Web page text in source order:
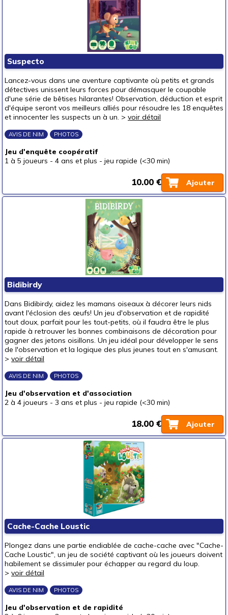
Suspecto
Lancez-vous dans une aventure captivante où petits et grands
détectives unissent leurs forces pour démasquer le coupable
d'une série de bêtises hilarantes! Observation, déduction et esprit
d'équipe seront vos meilleurs alliés pour résoudre les 18 enquêtes
et innocenter les suspects un à un. > voir détail
AVIS DE NIM PHOTOS
Jeu d'enquête coopératif
1 à 5 joueurs - 4 ans et plus - jeu rapide (<30 min)
Ajouter
10.00 €
Bidibirdy
Dans Bidibirdy, aidez les mamans oiseaux à décorer leurs nids
avant l'éclosion des œufs! Un jeu d'observation et de rapidité
tout doux, parfait pour les tout-petits, où il faudra être le plus
rapide à retrouver les bonnes combinaisons de décoration pour
gagner des jetons oisillons. Un jeu idéal pour développer le sens
de l'observation et la logique des plus jeunes tout en s'amusant.
> voir détail
AVIS DE NIM PHOTOS
Jeu d'observation et d'association
2 à 4 joueurs - 3 ans et plus - jeu rapide (<30 min)
Ajouter
18.00 €
Cache-Cache Loustic
Plongez dans une partie endiablée de cache-cache avec "Cache-
Cache Loustic", un jeu de société captivant où les joueurs doivent
habilement se dissimuler pour échapper au regard du loup.
> voir détail
AVIS DE NIM PHOTOS
Jeu d'observation et de rapidité